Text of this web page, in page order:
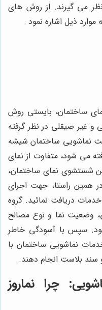
نظر می گیرند. از روش های
ذیل اشاره نمود :
ساختمان، بایستی روش
و غیر صیقلی در نظر گرفته
نماشویی ساختمان شیشه
می شود، متفاوت از نمای
شستشوی نمای ساختمان،
همین راستا، جهت اجرای
دریافت نمائید. گروه
وضعیت نما و نوع مصالح
سپس با آسودگی خاطر
نماشویی ساختمان با
سند بلاست انجام دهند.
چرا نماروز